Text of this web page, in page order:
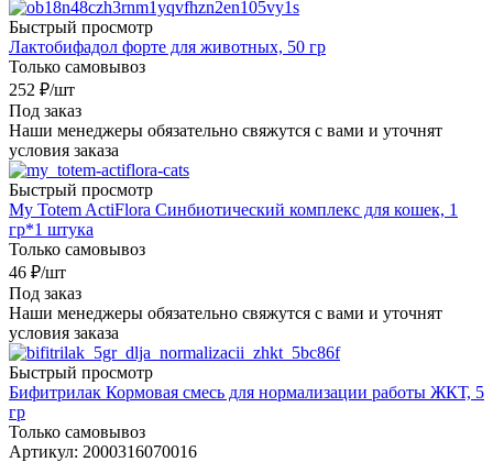
Быстрый просмотр
Лактобифадол форте для животных, 50 гр
Только самовывоз
252 ₽/шт
Под заказ
Наши менеджеры обязательно свяжутся с вами и уточнят
условия заказа
Быстрый просмотр
My Totem ActiFlora Cинбиотический комплекс для кошек, 1
гр*1 штука
Только самовывоз
46 ₽/шт
Под заказ
Наши менеджеры обязательно свяжутся с вами и уточнят
условия заказа
Быстрый просмотр
Бифитрилак Кормовая смесь для нормализации работы ЖКТ, 5
гр
Только самовывоз
Артикул: 2000316070016